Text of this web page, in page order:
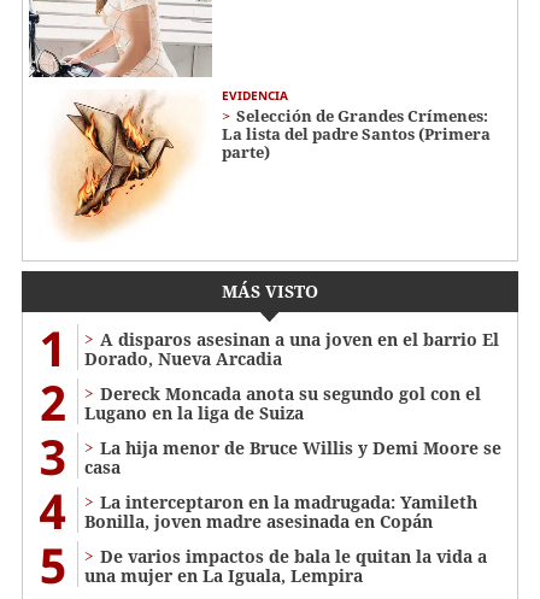
EVIDENCIA
Selección de Grandes Crímenes:
La lista del padre Santos (Primera
parte)
MÁS VISTO
1
A disparos asesinan a una joven en el barrio El
Dorado, Nueva Arcadia
2
Dereck Moncada anota su segundo gol con el
Lugano en la liga de Suiza
3
La hija menor de Bruce Willis y Demi Moore se
casa
4
La interceptaron en la madrugada: Yamileth
Bonilla, joven madre asesinada en Copán
5
De varios impactos de bala le quitan la vida a
una mujer en La Iguala, Lempira